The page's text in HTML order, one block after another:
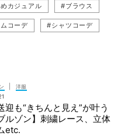
カジュアル #ブラウス
コーデ #シャツコーデ
洋服
迎も“きちんと見え”が叶う
ルゾン】刺繍レース、立体
etc.